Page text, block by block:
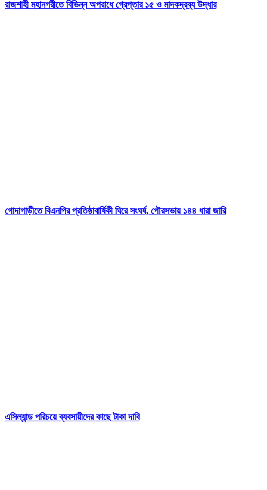
রাজশাহী মহানগরীতে বিভিন্ন অপরাধে গ্রেপ্তার ১৫ ও মাদকদ্রব্য উদ্ধার
গোদাগাড়ীতে বিএনপির প্রতিষ্ঠাবার্ষিকী ঘিরে সংঘর্ষ, পৌরসভায় ১৪৪ ধারা জারি
এসিল্যান্ড পরিচয়ে ব্যবসায়ীদের কাছে টাকা দাবি